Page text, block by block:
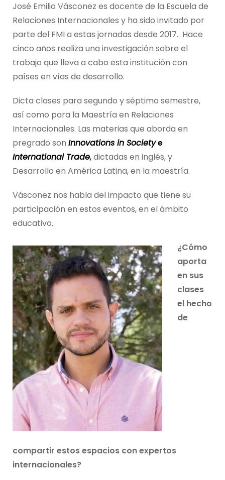
José Emilio Vásconez es docente de la Escuela de
Relaciones Internacionales y ha sido invitado por
parte del FMI a estas jornadas desde 2017. Hace
cinco años realiza una investigación sobre el
trabajo que lleva a cabo esta institución con
países en vías de desarrollo.
Dicta clases para segundo y séptimo semestre,
así como para la Maestría en Relaciones
Internacionales. Las materias que aborda en
pregrado son Innovations in Societye
International Trade,dictadas en inglés, y
Desarrollo en América Latina, en la maestría.
Vásconez nos habla del impacto que tiene su
participación en estos eventos, en el ámbito
educativo.
¿Cómo
aporta
en sus
clases
el hecho
de
compartir estos espacios con expertos
internacionales?